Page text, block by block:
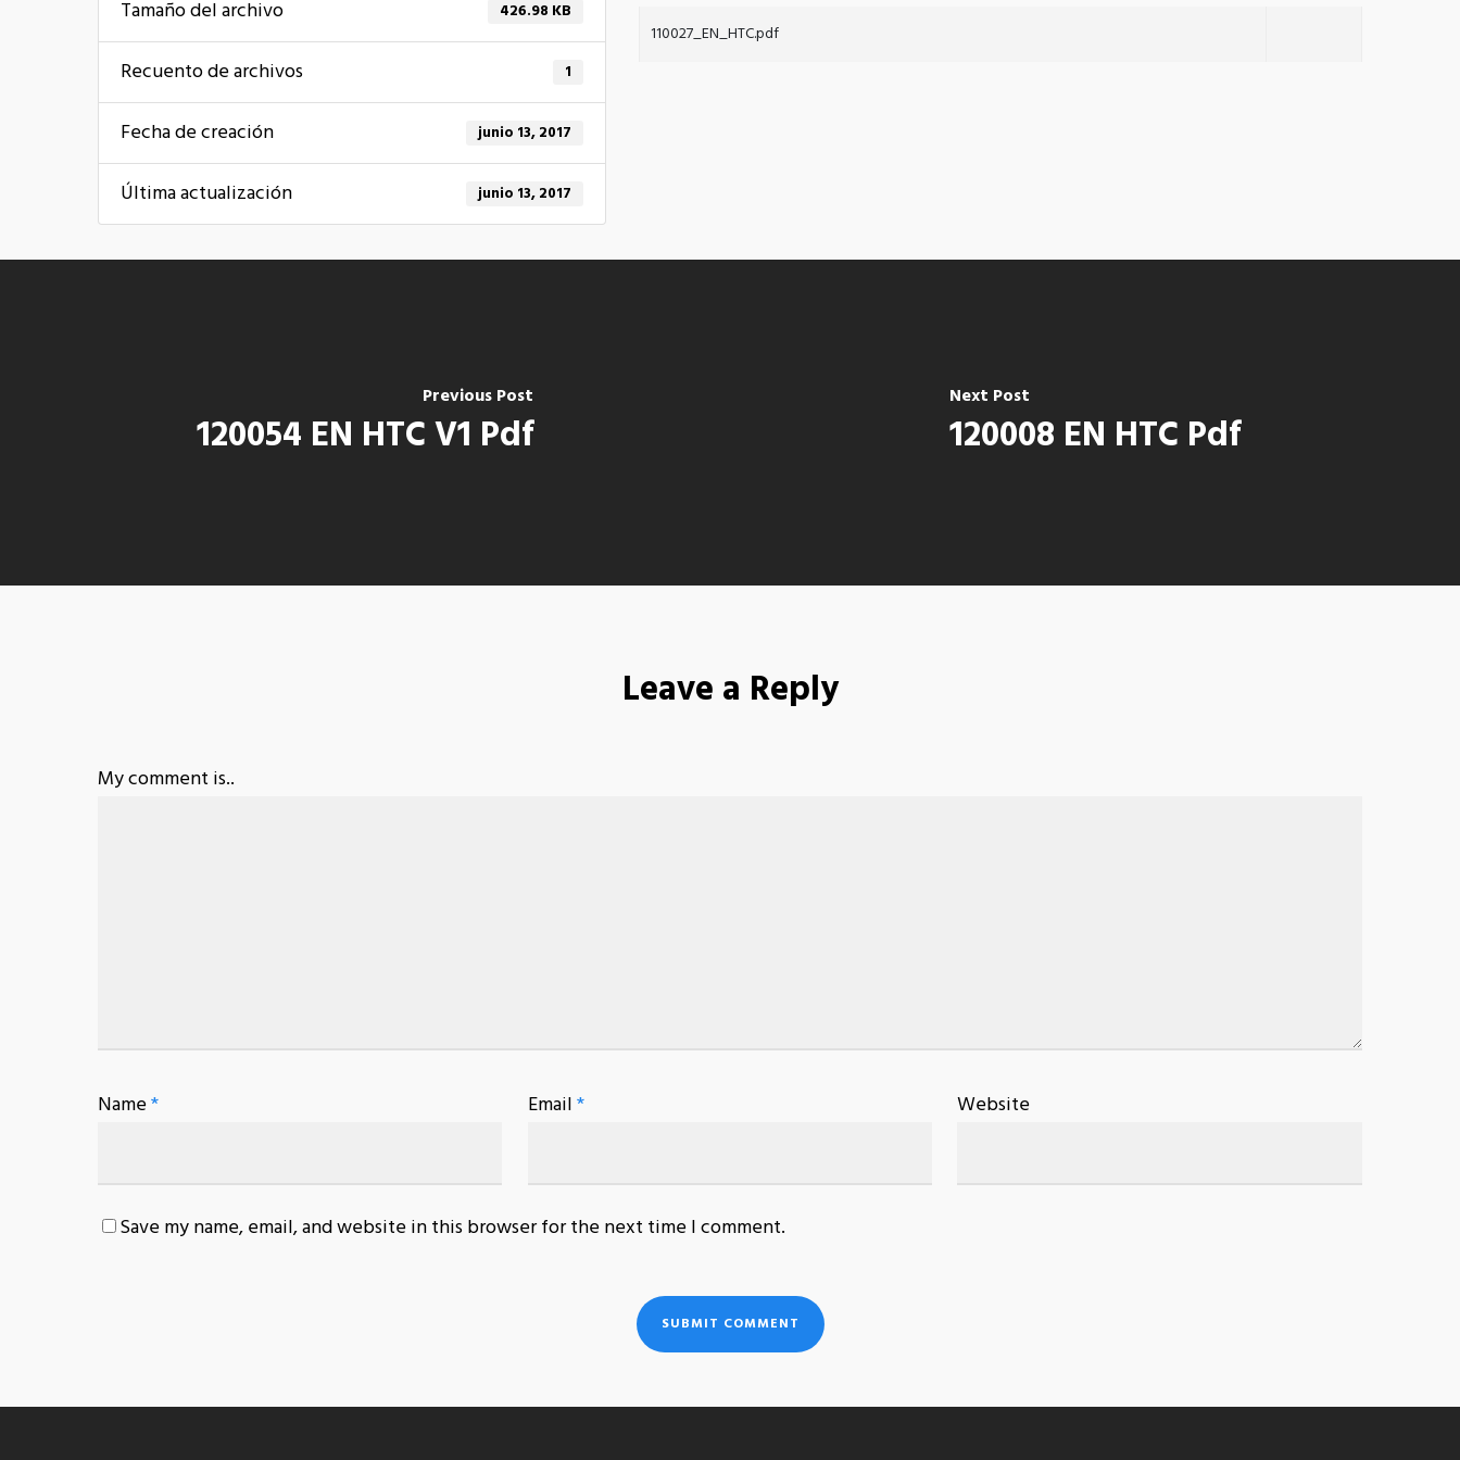
Tamaño del archivo 426.98 KB
Recuento de archivos 1
Fecha de creación junio 13, 2017
Última actualización junio 13, 2017
110027_EN_HTC.pdf
Previous Post
120054 EN HTC V1 Pdf
Next Post
120008 EN HTC Pdf
Leave a Reply
My comment is..
Name* Email* Website
Save my name, email, and website in this browser for the next time I comment.